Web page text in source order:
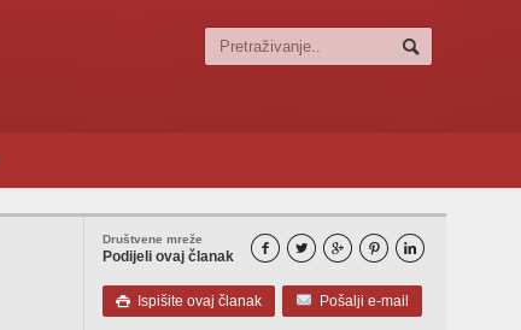
Društvene mreže
Podijeli ovaj članak     
 Ispišite ovaj članak Pošalji e-mail